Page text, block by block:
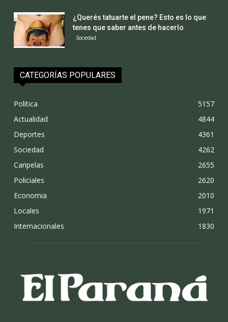
¿Querés tatuarte el pene? Esto es lo que
tenes que saber antes de hacerlo
Sociedad
CATEGORÍAS POPULARES
Politica
5157
Actualidad
4844
Deportes
4361
Sociedad
4262
Caripelas
2655
Policiales
2620
Economia
2010
Locales
1971
Internacionales
1830